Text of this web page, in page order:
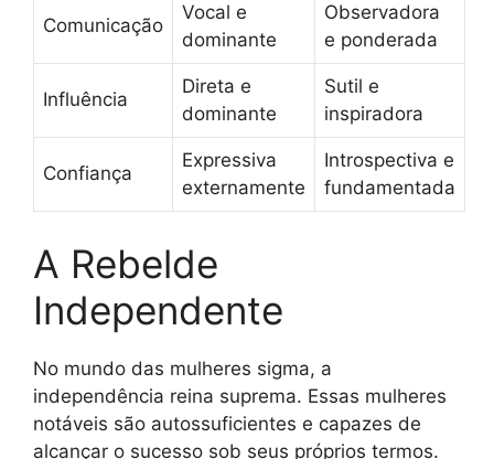
Comunicação
Vocal e
dominante
Observadora
e ponderada
Influência
Direta e
dominante
Sutil e
inspiradora
Confiança
Expressiva
externamente
Introspectiva e
fundamentada
A Rebelde
Independente
No mundo das mulheres sigma, a
independência reina suprema. Essas mulheres
notáveis são autossuficientes e capazes de
alcançar o sucesso sob seus próprios termos.